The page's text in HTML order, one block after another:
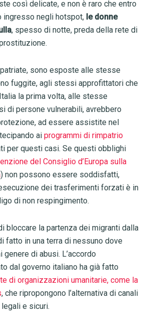
così delicate, e non è raro che entro
ingresso negli hotspot, le donne
, spesso di notte, preda della rete di
sono esposte alle stesse
fuggite, agli stessi approfittatori che
la prima volta, alle stesse
di persone vulnerabili, avrebbero
ad essere assistite nel
ai programmi di rimpatrio
per questi casi. Se questi obblighi
del Consiglio d’Europa sulla
) non possono essere soddisfatti,
dei trasferimenti forzati è in
di non respingimento.
bloccare la partenza dei migranti dalla
fatto in una terra di nessuno dove
di abusi. L’accordo
dal governo italiano ha già fatto
di organizzazioni umanitarie, come la
, che ripropongono l’alternativa di canali
e sicuri.